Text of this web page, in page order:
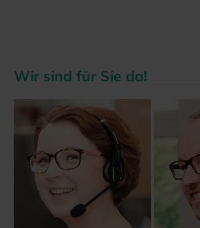
Wir sind für Sie da!